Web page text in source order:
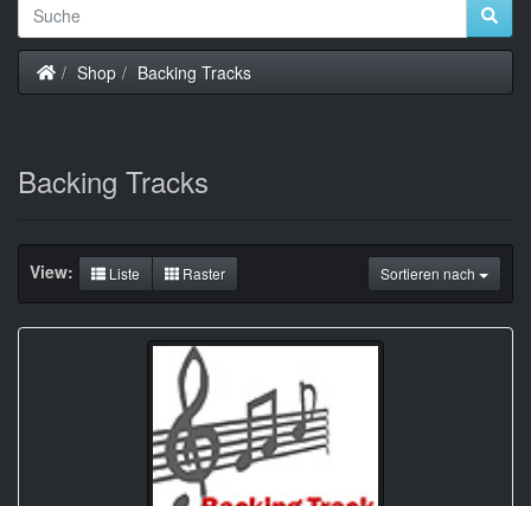
Startseite
Shop Backing Tracks
Backing Tracks
Sortieren nach
View: Liste Raster